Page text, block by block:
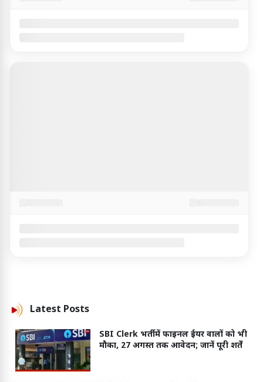
Latest Posts
SBI Clerk भर्ती में फाइनल ईयर वालों को भी
मौका, 27 अगस्त तक आवेदन; जानें पूरी शर्तें